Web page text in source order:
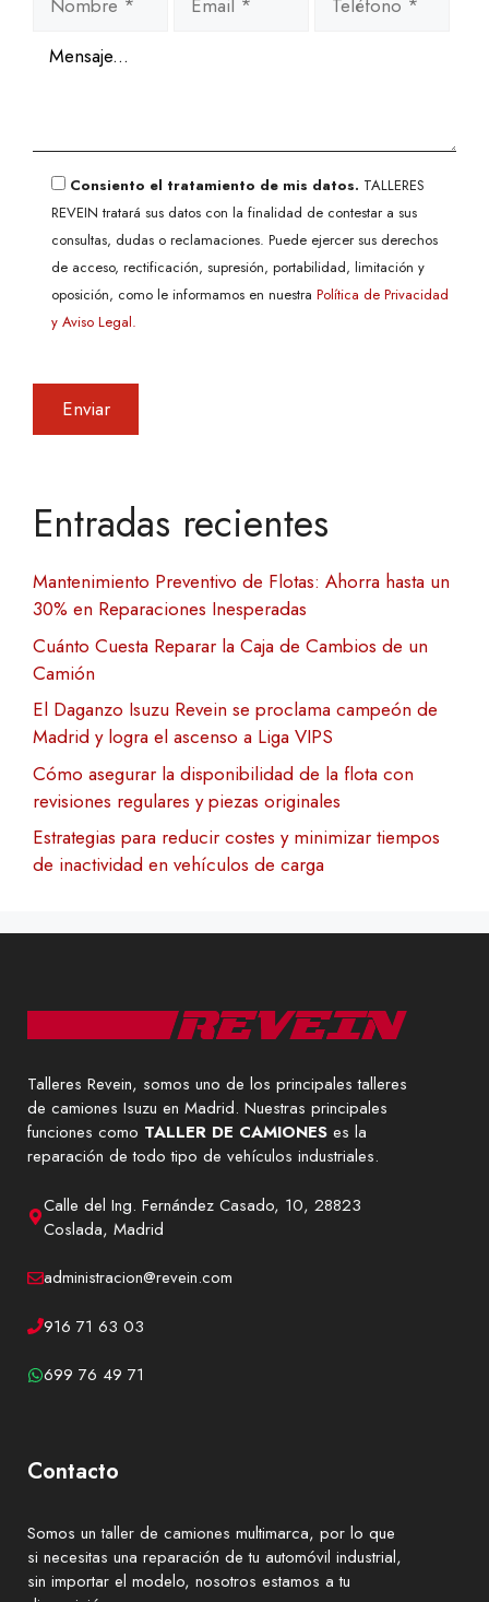
Consiento el tratamiento de mis datos. TALLERES
REVEIN tratará sus datos con la finalidad de contestar a sus
consultas, dudas o reclamaciones. Puede ejercer sus derechos
de acceso, rectificación, supresión, portabilidad, limitación y
oposición, como le informamos en nuestra Política de Privacidad
y Aviso Legal.
Entradas recientes
Mantenimiento Preventivo de Flotas: Ahorra hasta un
30% en Reparaciones Inesperadas
Cuánto Cuesta Reparar la Caja de Cambios de un
Camión
El Daganzo Isuzu Revein se proclama campeón de
Madrid y logra el ascenso a Liga VIPS
Cómo asegurar la disponibilidad de la flota con
revisiones regulares y piezas originales
Estrategias para reducir costes y minimizar tiempos
de inactividad en vehículos de carga
Talleres Revein, somos uno de los principales talleres
de camiones Isuzu en Madrid. Nuestras principales
funciones como TALLER DE CAMIONES es la
reparación de todo tipo de vehículos industriales.
Calle del Ing. Fernández Casado, 10, 28823
Coslada, Madrid
administracion@revein.com
916 71 63 03
699 76 49 71
Contacto
Somos untaller de camiones multimarca, por lo que
si necesitas una reparación de tu automóvil industrial,
sin importar el modelo, nosotros estamos a tu